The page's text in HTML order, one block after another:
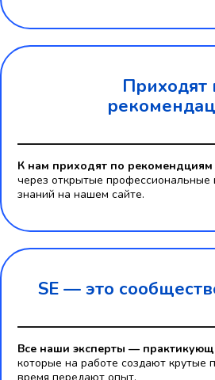
Приходят
К нам приходят по рекомендциям
через открытые профессиональные
знаний на нашем сайте.
SE — это
Все наши эксперты —
которые на работе создают крутые